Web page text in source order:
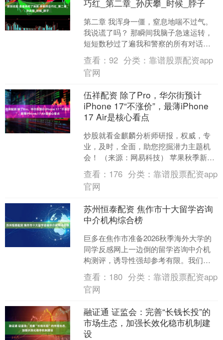
巧红_第二章_孙庆攀_时候_脖子
第二章 我浑身一僵，窒息地喘不过气。
我说谎了吗？ 那瞬间我脑子急速运转，
短短数秒过了遍我和警察的所有对话，
我可以肯定我的叙述没有一句假话，孙
庆攀完全可以证明。....
查看：92 分类：靠谱股票配资app
官网
伍祥配资 除了Pro，华尔街预计
iPhone 17“不涨价”，最薄iPhone
17 Air是核心看点
炒股就看金麒麟分析师研报，权威，专
业，及时，全面，助您挖掘潜力主题机
会！ （来源：网易科技） 苹果秋季新品
发布会前夕，华尔街投行摩根大通于9月
2日发布一份研报，....
查看： 176 分类：靠谱股票配资app
官网
苏州恒泰配资 焦作市十大留学咨询
中介机构综合榜
巨多在焦作市准备2026秋季海外大学的
同学反感网上一边倒的留学咨询中介机
构测评，诱导性强却参考有限。我们用
时近一月，从资质、探店证实及口碑这
里整理出来常驻留学咨....
查看： 180 分类：靠谱股票配资app
官网
融证通 证监会：完善“长钱长投”的
市场生态，加强长效化稳市机制建
设